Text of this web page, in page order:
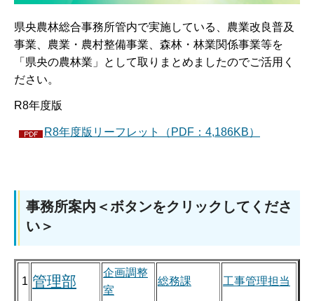
県央農林総合事務所管内で実施している、農業改良普及
事業、農業・農村整備事業、森林・林業関係事業等を
「県央の農林業」として取りまとめましたのでご活用く
ださい。
R8年度版
R8年度版リーフレット（PDF：4,186KB）
事務所案内＜ボタンをクリックしてくださ
い＞
1 管理部
企画調整
室
総務課 工事管理担当